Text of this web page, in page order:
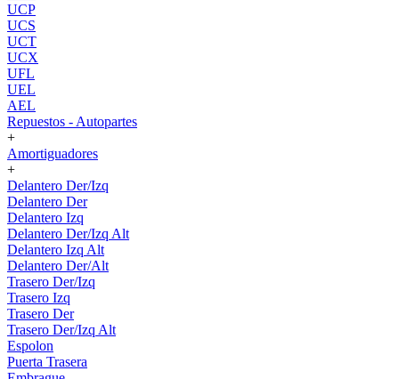
UCP
UCS
UCT
UCX
UFL
UEL
AEL
Repuestos - Autopartes
+
Amortiguadores
+
Delantero Der/Izq
Delantero Der
Delantero Izq
Delantero Der/Izq Alt
Delantero Izq Alt
Delantero Der/Alt
Trasero Der/Izq
Trasero Izq
Trasero Der
Trasero Der/Izq Alt
Espolon
Puerta Trasera